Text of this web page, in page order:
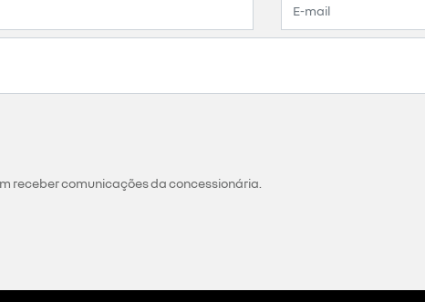
receber comunicações da concessionária.